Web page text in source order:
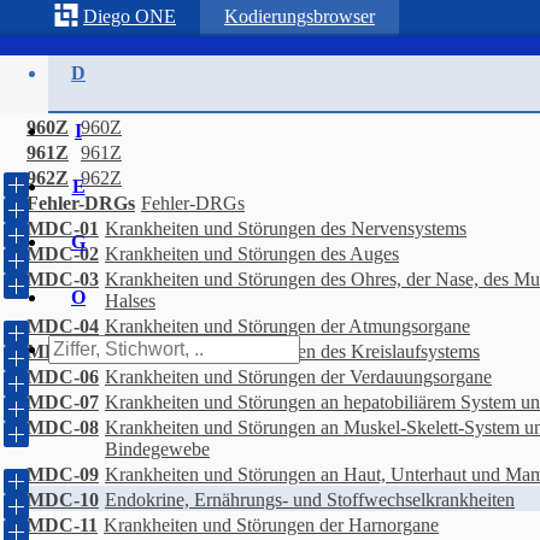
Diego ONE Kodierungsbrowser
D
I
E
G
O
960Z
960Z
961Z
961Z
962Z
962Z
Fehler-DRGs Fehler-DRGs
MDC-01 Krankheiten und Störungen des Nervensystems
MDC-02 Krankheiten und Störungen des Auges
MDC-03 Krankheiten und Störungen des Ohres, der Nase, des
Halses
MDC-04 Krankheiten und Störungen der Atmungsorgane
MDC-05 Krankheiten und Störungen des Kreislaufsystems
MDC-06 Krankheiten und Störungen der Verdauungsorgane
MDC-07 Krankheiten und Störungen an hepatobiliärem System
MDC-08 Krankheiten und Störungen an Muskel-Skelett-System
Bindegewebe
MDC-09 Krankheiten und Störungen an Haut, Unterhaut und
MDC-10 Endokrine, Ernährungs- und Stoffwechselkrankheiten
MDC-11 Krankheiten und Störungen der Harnorgane